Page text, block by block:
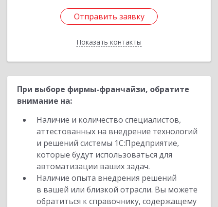
Отправить заявку
Показать контакты
Отправить заявку
Назад
При выборе фирмы-франчайзи, обратите
внимание на:
Наличие и количество специалистов,
аттестованных на внедрение технологий
и решений системы 1С:Предприятие,
которые будут использоваться для
автоматизации ваших задач.
Наличие опыта внедрения решений
в вашей или близкой отрасли. Вы можете
обратиться к справочнику, содержащему